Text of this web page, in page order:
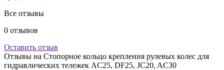
Все отзывы
0 отзывов
Оставить отзыв
Отзывы на Стопорное кольцо крепления рулевых колес для
гидравлических тележек AC25, DF25, JC20, AC30